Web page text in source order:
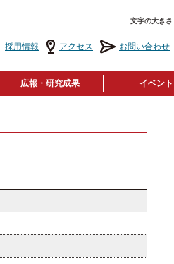
文字の大きさ
採用情報 アクセス お問い合わせ
広報・研究成果 イベント